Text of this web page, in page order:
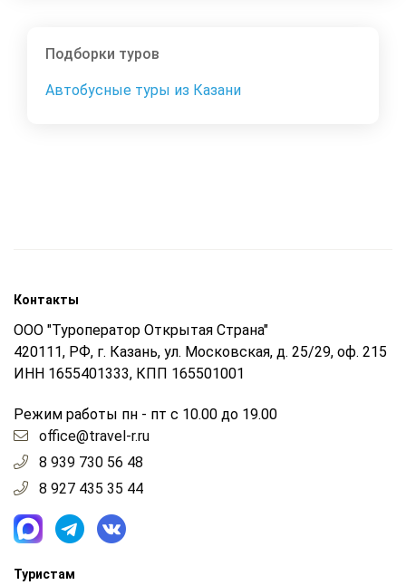
Подборки туров
Автобусные туры из Казани
Контакты
ООО "Туроператор Открытая Страна"
420111, РФ, г. Казань, ул. Московская, д. 25/29, оф. 215
ИНН 1655401333, КПП 165501001
Режим работы пн - пт с 10.00 до 19.00
office@travel-r.ru
8 939 730 56 48
8 927 435 35 44
Туристам